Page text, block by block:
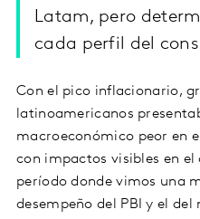
Latam, pero
cada perfil del
Con el pico inflacionario,
latinoamericanos
macroeconómico peor en
con impactos visibles en el
período donde vimos una
desempeño del PBI y el